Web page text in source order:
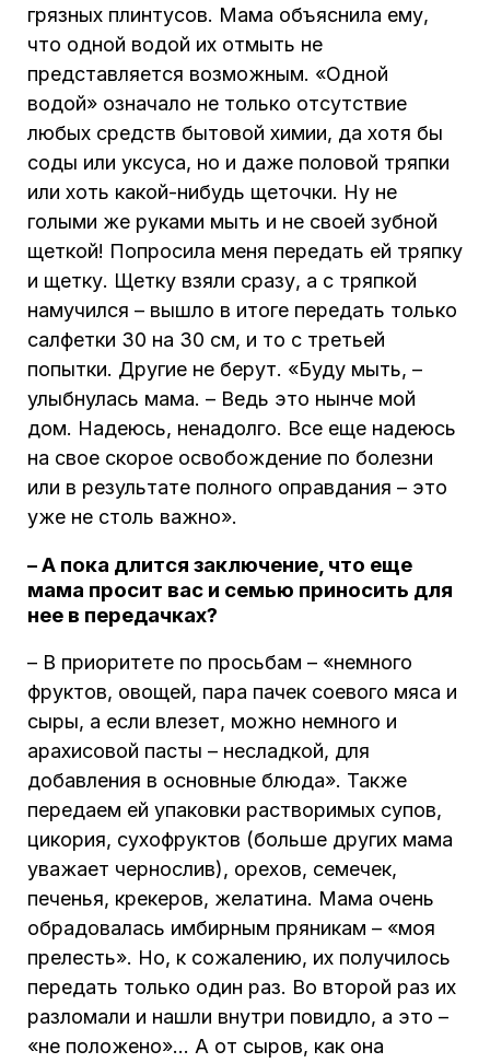
грязных плинтусов. Мама объяснила ему,
что одной водой их отмыть не
представляется возможным. «Одной
водой» означало не только отсутствие
любых средств бытовой химии, да хотя бы
соды или уксуса, но и даже половой тряпки
или хоть какой-нибудь щеточки. Ну не
голыми же руками мыть и не своей зубной
щеткой! Попросила меня передать ей тряпку
и щетку. Щетку взяли сразу, а с тряпкой
намучился – вышло в итоге передать только
салфетки 30 на 30 см, и то с третьей
попытки. Другие не берут. «Буду мыть, –
улыбнулась мама. – Ведь это нынче мой
дом. Надеюсь, ненадолго. Все еще надеюсь
на свое скорое освобождение по болезни
или в результате полного оправдания – это
уже не столь важно».
– А пока длится заключение, что еще
мама просит вас и семью приносить для
нее в передачках?
– В приоритете по просьбам – «немного
фруктов, овощей, пара пачек соевого мяса и
сыры, а если влезет, можно немного и
арахисовой пасты – несладкой, для
добавления в основные блюда». Также
передаем ей упаковки растворимых супов,
цикория, сухофруктов (больше других мама
уважает чернослив), орехов, семечек,
печенья, крекеров, желатина. Мама очень
обрадовалась имбирным пряникам – «моя
прелесть». Но, к сожалению, их получилось
передать только один раз. Во второй раз их
разломали и нашли внутри повидло, а это –
«не положено»… А от сыров, как она